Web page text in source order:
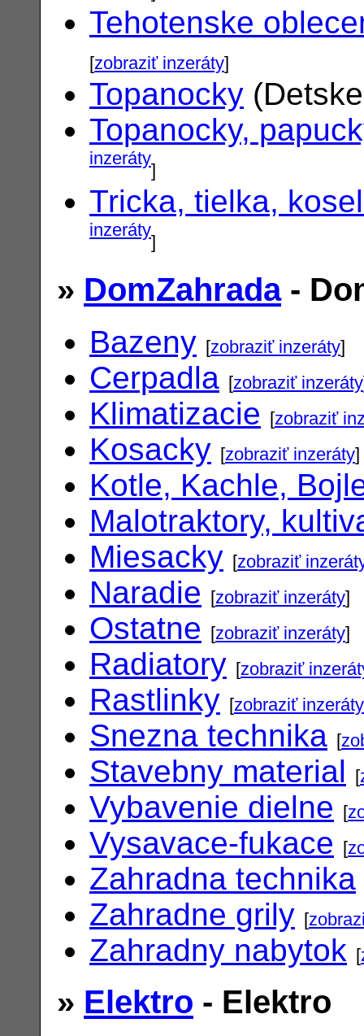
Tehotenske
[zobraziť inzeráty]
Topanocky
Topanocky,
inzeráty]
Tricka, tielka,
inzeráty]
» DomZahrada-
Bazeny [zobraziť inzeráty]
Cerpadla [zobraziť inzeráty
Klimatizacie [zobraziť
Kosacky [zobraziť inzeráty]
Kotle, Kachle,
Malotraktory,
Miesacky [zobraziť
Naradie [zobraziť inzeráty]
Ostatne [zobraziť inzeráty]
Radiatory [zobraziť
Rastlinky [zobraziť inzeráty
Snezna technika [
Stavebny material [
Vybavenie dielne [
Vysavace-fukace [
Zahradna technika
Zahradne grily [
Zahradny nabytok [
» Elektro - Elektro